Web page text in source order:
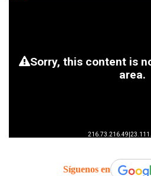
Síguenos en